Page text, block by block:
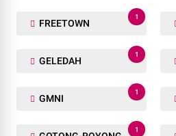
FREETOWN
1
GELEDAH
1
GMNI
1
1